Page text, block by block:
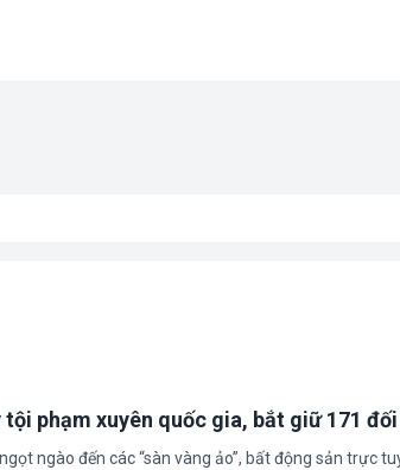
phạm xuyên quốc gia, bắt giữ 171
ngào đến các “sàn vàng ảo”, bất động sản trực